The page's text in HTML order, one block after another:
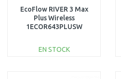
EcoFlow RIVER 3 Max
Plus Wireless
1ECOR643PLUSW
EN STOCK